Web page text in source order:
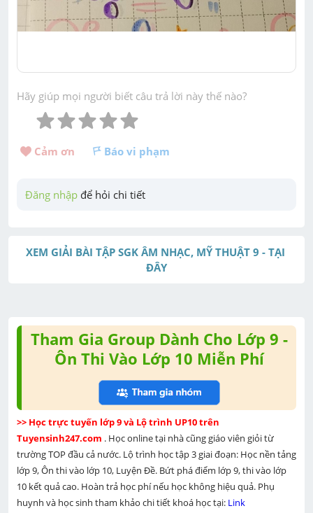
Hãy giúp mọi người biết câu trả lời này thế nào?
Cảm ơn Báo vi phạm
Đăng nhập để hỏi chi tiết
XEM GIẢI BÀI TẬP SGK ÂM NHẠC, MỸ THUẬT 9 - TẠI
ĐÂY
Tham Gia Group Dành Cho Lớp 9 -
Ôn Thi Vào Lớp 10 Miễn Phí
>> Học trực tuyến lớp 9 và Lộ trình UP10 trên
Tuyensinh247.com . Học online tại nhà cũng giáo viên giỏi từ
trường TOP đầu cả nước. Lộ trình học tập 3 giai đoạn: Học nền tảng
lớp 9, Ôn thi vào lớp 10, Luyện Đề. Bứt phá điểm lớp 9, thi vào lớp
10 kết quả cao. Hoàn trả học phí nếu học không hiệu quả. Phụ
huynh và học sinh tham khảo chi tiết khoá học tại: Link